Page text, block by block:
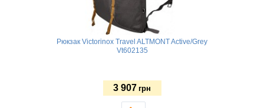
Рюкзак Victorinox Travel ALTMONT Active/Grey
Vt602135
3 907 грн